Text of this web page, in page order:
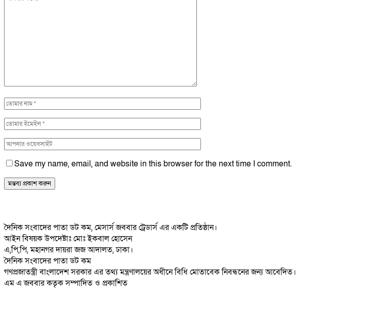
Save my name, email, and website in this browser for the next time I comment.
দৈনিক সংবাদের পাতা ডট কম, মেসার্স জববার ট্রেডার্স এর একটি প্রতিষ্ঠান।
আইন বিষয়ক উপদেষ্টাঃ মোঃ ইকবাল হোসেন
এ,পি,পি, মহানগর দায়রা জজ আদালত, ঢাকা।
দৈনিক সংবাদের পাতা ডট কম
গণপ্রজাতন্ত্রী বাংলাদেশ সরকার এর তথ্য মন্ত্রণালয়ের অধীনে বিধি মোতাবেক নিবন্ধনের জন্য আবেদিত।
এম এ জববার কতৃক সম্পাদিত ও প্রকাশিত